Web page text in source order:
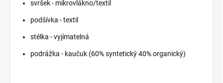
svršek - mikrovlákno/textil
podšívka - textil
stélka - vyjímatelná
podrážka - kaučuk (60% syntetický 40% organický)